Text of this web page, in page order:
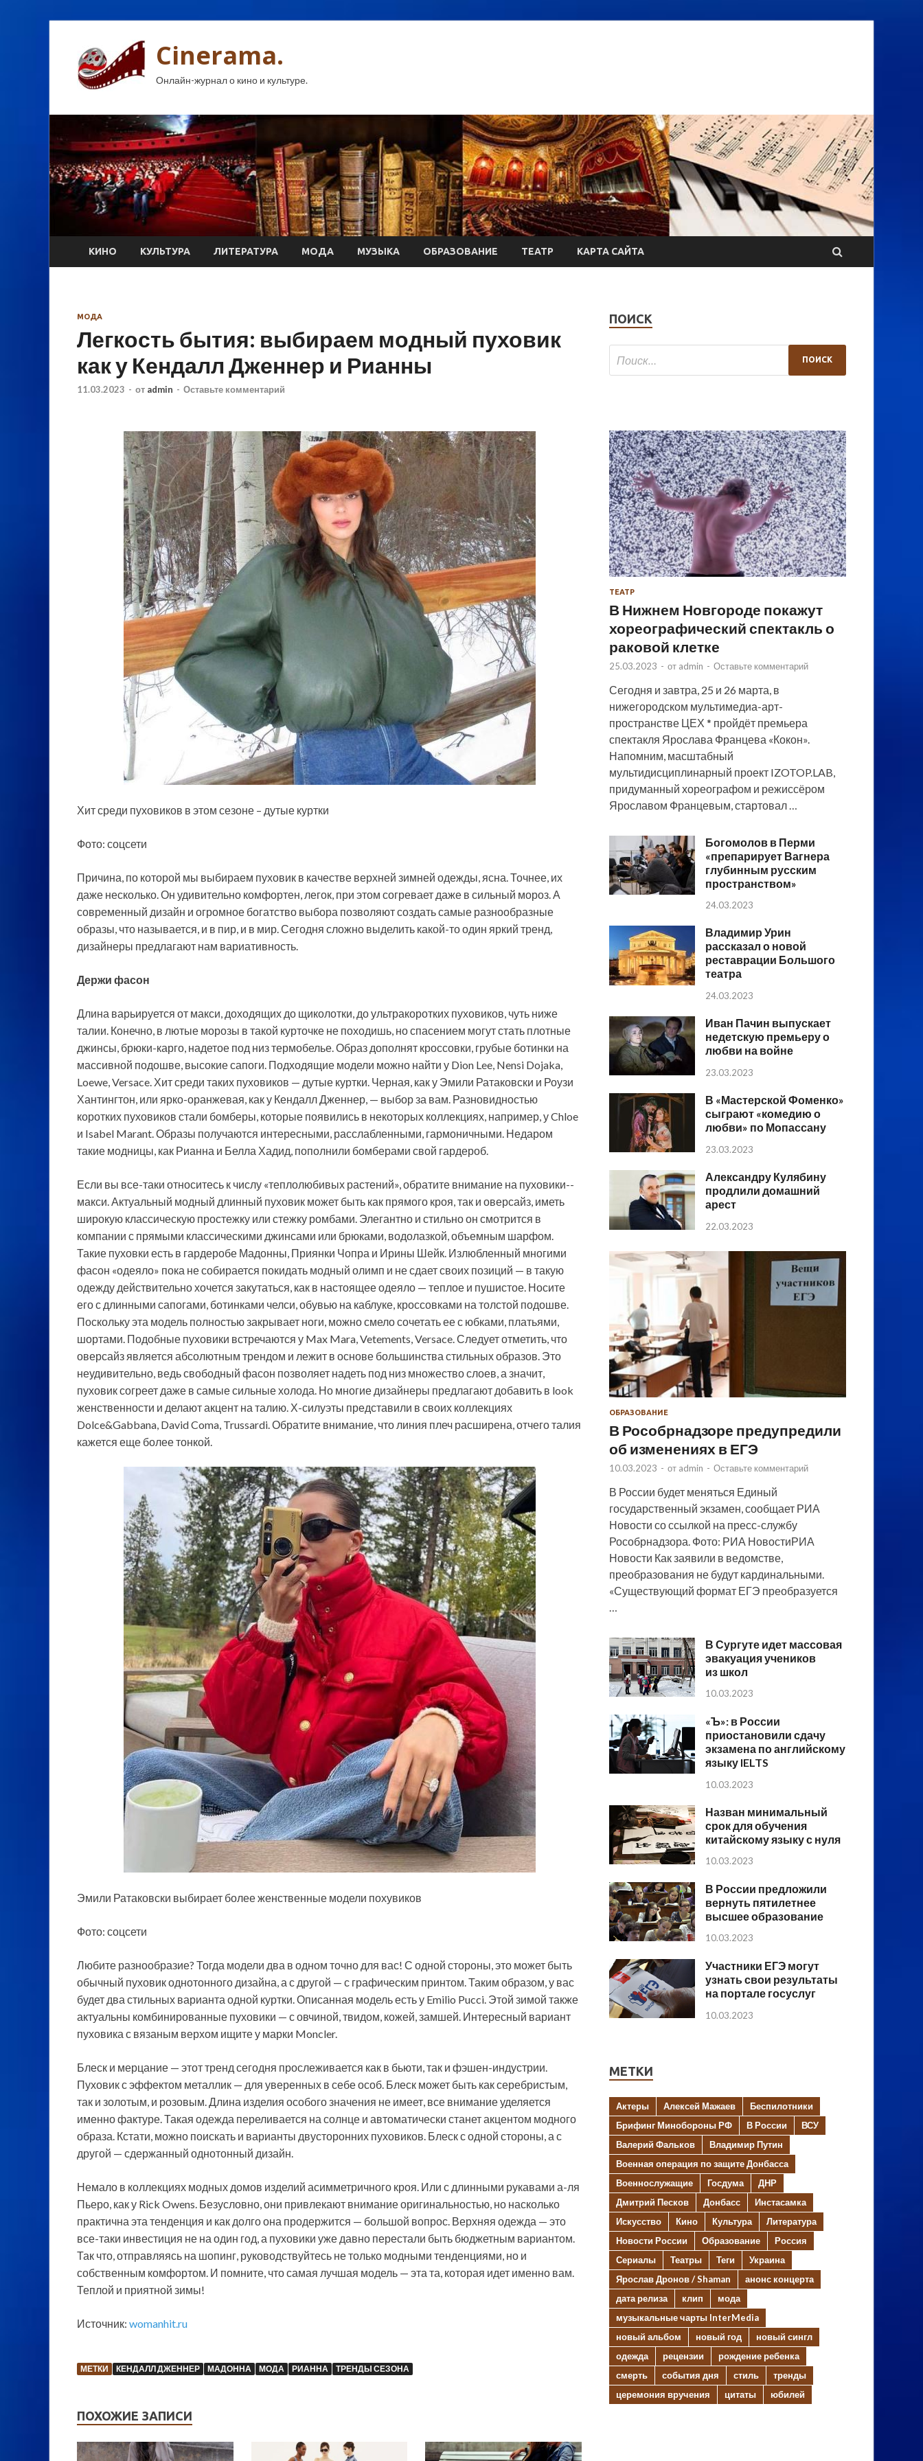
Cinerama.
Онлайн-журнал о кино и культуре.
КИНО КУЛЬТУРА ЛИТЕРАТУРА МОДА МУЗЫКА ОБРАЗОВАНИЕ ТЕАТР КАРТА САЙТА
МОДА
Легкость бытия: выбираем модный пуховик
как у Кендалл Дженнер и Рианны
11.03.2023 - от admin - Оставьте комментарий
Хит среди пуховиков в этом сезоне – дутые куртки
Фото: соцсети
Причина, по которой мы выбираем пуховик в качестве верхней зимней одежды, ясна. Точнее, их
даже несколько. Он удивительно комфортен, легок, при этом согревает даже в сильный мороз. А
современный дизайн и огромное богатство выбора позволяют создать самые разнообразные
образы, что называется, и в пир, и в мир. Сегодня сложно выделить какой-­то один яркий тренд,
дизайнеры предлагают нам вариативность.
Держи фасон
Длина варьируется от макси, доходящих до щиколотки, до ультракоротких пуховиков, чуть ниже
талии. Конечно, в лютые морозы в такой курточке не походишь, но спасением могут стать плотные
джинсы, брюки-­карго, надетое под низ термобелье. Образ дополнят кроссовки, грубые ботинки на
массивной подошве, высокие сапоги. Подходящие модели можно найти у Dion Lee, Nensi Dojaka,
Loewe, Versace. Хит среди таких пуховиков — дутые куртки. Черная, как у Эмили Ратаковски и Роузи
Хантингтон, или ярко-­оранжевая, как у Кендалл Дженнер, — выбор за вам. Разновидностью
коротких пуховиков стали бомберы, которые появились в некоторых коллекциях, например, у Chloe
и Isabel Marant. Образы получаются интересными, расслабленными, гармоничными. Недаром
такие модницы, как Рианна и Белла Хадид, пополнили бомберами свой гардероб.
Если вы все-таки относитесь к числу «теплолюбивых растений», обратите внимание на пуховики-­
макси. Актуальный модный длинный пуховик может быть как прямого кроя, так и оверсайз, иметь
широкую классическую простежку или стежку ромбами. Элегантно и стильно он смотрится в
компании с прямыми классическими джинсами или брюками, водолазкой, объемным шарфом.
Такие пуховки есть в гардеробе Мадонны, Приянки Чопра и Ирины Шейк. Излюбленный многими
фасон «одеяло» пока не собирается покидать модный олимп и не сдает своих позиций — в такую
одежду действительно хочется закутаться, как в настоящее одеяло — теплое и пушистое. Носите
его с длинными сапогами, ботинками челси, обувью на каблуке, кроссовками на толстой подошве.
Поскольку эта модель полностью закрывает ноги, можно смело сочетать ее с юбками, платьями,
шортами. Подобные пуховики встречаются у Max Mara, Vetements, Versace. Следует отметить, что
оверсайз является абсолютным трендом и лежит в основе большинства стильных образов. Это
неудивительно, ведь свободный фасон позволяет надеть под низ множество слоев, а значит,
пуховик согреет даже в самые сильные холода. Но многие дизайнеры предлагают добавить в look
женственности и делают акцент на талию. Х-силуэты представили в своих коллекциях
Dolce&Gabbana, David Coma, Trussardi. Обратите внимание, что линия плеч расширена, отчего талия
кажется еще более тонкой.
Эмили Ратаковски выбирает более женственные модели похувиков
Фото: соцсети
Любите разнообразие? Тогда модели два в одном точно для вас! С одной стороны, это может быть
обычный пуховик однотонного дизайна, а с другой — с графическим принтом. Таким образом, у вас
будет два стильных варианта одной куртки. Описанная модель есть у Emilio Pucci. Этой зимой также
актуальны комбинированные пуховики — с овчиной, твидом, кожей, замшей. Интересный вариант
пуховика с вязаным верхом ищите у марки Moncler.
Блеск и мерцание — этот тренд сегодня прослеживается как в бьюти, так и фэшен-­индустрии.
Пуховик с эффектом металлик — для уверенных в себе особ. Блеск может быть как серебристым,
так и золотым, и розовым. Длина изделия особого значения не имеет, все внимание уделяется
именно фактуре. Такая одежда переливается на солнце и автоматически станет акцентом модного
образа. Кстати, можно поискать и варианты двусторонних пуховиков. Блеск с одной стороны, а с
другой — сдержанный однотонный дизайн.
Немало в коллекциях модных домов изделий асимметричного кроя. Или с длинными рукавами а-ля
Пьеро, как у Rick Owens. Безусловно, они привлекают внимание оригинальностью, но насколько
практична эта тенденция и как долго она продержится — большой вопрос. Верхняя одежда — это
все-таки инвестиция не на один год, а пуховики уже давно перестали быть бюджетным вариантом.
Так что, отправляясь на шопинг, руководствуйтесь не только модными тенденциями, но и
собственным комфортом. И помните, что самая лучшая модель — эта та, которая идет именно вам.
Теплой и приятной зимы!
Источник: womanhit.ru
МЕТКИ КЕНДАЛЛ ДЖЕННЕР МАДОННА МОДА РИАННА ТРЕНДЫ СЕЗОНА
ПОХОЖИЕ ЗАПИСИ
ПОИСК
ТЕАТР
В Нижнем Новгороде покажут
хореографический спектакль о
раковой клетке
25.03.2023 - от admin - Оставьте комментарий
Сегодня и завтра, 25 и 26 марта, в
нижегородском мультимедиа-арт-
пространстве ЦЕХ * пройдёт премьера
спектакля Ярослава Францева «Кокон».
Напомним, масштабный
мультидисциплинарный проект IZOTOP.LAB,
придуманный хореографом и режиссёром
Ярославом Францевым, стартовал …
Богомолов в Перми
«препарирует Вагнера
глубинным русским
пространством»
24.03.2023
Владимир Урин
рассказал о новой
реставрации Большого
театра
24.03.2023
Иван Пачин выпускает
недетскую премьеру о
любви на войне
23.03.2023
В «Мастерской Фоменко»
сыграют «комедию о
любви» по Мопассану
23.03.2023
Александру Кулябину
продлили домашний
арест
22.03.2023
ОБРАЗОВАНИЕ
В Рособрнадзоре предупредили
об изменениях в ЕГЭ
10.03.2023 - от admin - Оставьте комментарий
В России будет меняться Единый
государственный экзамен, сообщает РИА
Новости со ссылкой на пресс-службу
Рособрнадзора. Фото: РИА НовостиРИА
Новости Как заявили в ведомстве,
преобразования не будут кардинальными.
«Существующий формат ЕГЭ преобразуется
В Сургуте идет массовая
эвакуация учеников
из школ
10.03.2023
«Ъ»: в России
приостановили сдачу
экзамена по английскому
языку IELTS
10.03.2023
Назван минимальный
срок для обучения
китайскому языку с нуля
10.03.2023
В России предложили
вернуть пятилетнее
высшее образование
10.03.2023
Участники ЕГЭ могут
узнать свои результаты
на портале госуслуг
10.03.2023
МЕТКИ
Актеры Алексей Мажаев
Беспилотники
Брифинг Минобороны РФ
В России
ВСУ
Валерий Фальков
Владимир Путин
Военная операция по защите Донбасса
Военнослужащие
Госдума
ДНР
Дмитрий Песков
Донбасс
Инстасамка
Искусство
Кино Культура
Литература
Новости России
Образование
Россия
Сериалы
Театры Теги
Украина
Ярослав Дронов / Shaman
анонс концерта
дата релиза
клип
мода
музыкальные чарты InterMedia
новый альбом
новый год
новый сингл
одежда
рецензии
рождение ребенка
смерть
события дня стиль
тренды
церемония вручения
цитаты юбилей